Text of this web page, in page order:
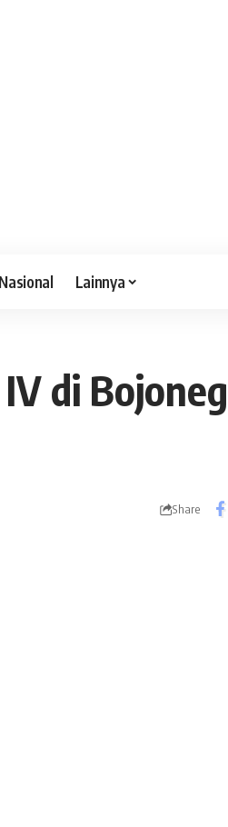
Nasional Lainnya
di
Share